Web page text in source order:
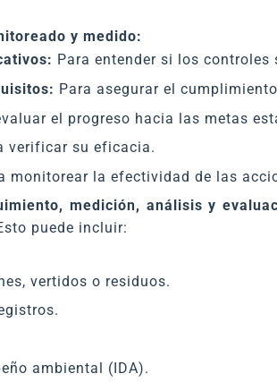
y medido:
Para entender si los
Para asegurar el
el progreso hacia las metas
verificar su eficacia.
monitorear la efectividad de las
medición, análisis y
puede incluir:
vertidos o residuos.
ambiental (IDA).